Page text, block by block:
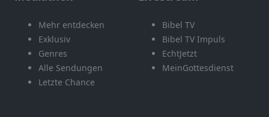
Mehr entdecken
Exklusiv
Genres
Alle Sendungen
Letzte Chance
Bibel TV
Bibel TV Impuls
EchtJetzt
MeinGottesdienst